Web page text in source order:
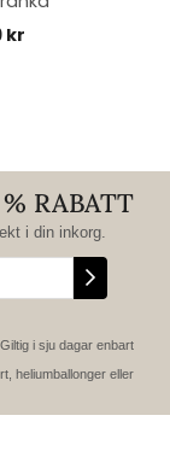
kr
RABATT
i din inkorg.
i sju dagar enbart
heliumballonger eller